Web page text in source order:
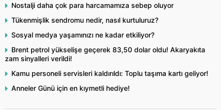
Nostalji daha çok para harcamamıza sebep oluyor
Tükenmişlik sendromu nedir, nasıl kurtuluruz?
Sosyal medya yaşamınızı ne kadar etkiliyor?
Brent petrol yükselişe geçerek 83,50 dolar oldu! Akaryakıta
zam sinyalleri verildi!
Kamu personeli servisleri kaldırıldı: Toplu taşıma kartı geliyor!
Anneler Günü için en kıymetli hediye!